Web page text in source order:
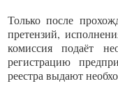
Только после
претензий,
комиссия подаёт
регистрацию
реестра выдают